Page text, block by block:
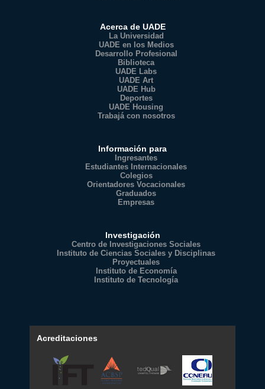
Acerca de UADE
La Universidad
UADE en los Medios
Desarrollo Profesional
Biblioteca
UADE Labs
UADE Art
UADE Hub
Deportes
UADE Housing
Trabajá con nosotros
Información para
Ingresantes
Estudiantes Internacionales
Colegios
Orientadores Vocacionales
Graduados
Empresas
Investigación
Centro de Investigaciones Sociales
Instituto de Ciencias Sociales y Disciplinas
Proyectuales
Instituto de Economía
Instituto de Tecnología
Acreditaciones